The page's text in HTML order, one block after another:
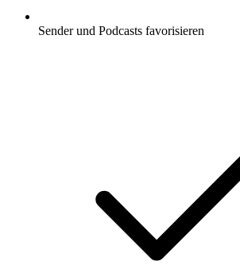
Sender und Podcasts favorisieren